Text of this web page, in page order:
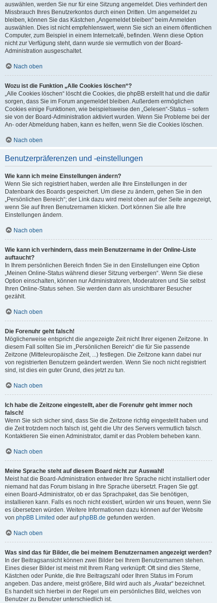
auswählen, werden Sie nur für eine Sitzung angemeldet. Dies verhindert den
Missbrauch Ihres Benutzerkontos durch einen Dritten. Um angemeldet zu
bleiben, können Sie das Kästchen „Angemeldet bleiben“ beim Anmelden
auswählen. Dies ist nicht empfehlenswert, wenn Sie sich an einem öffentlichen
Computer, zum Beispiel in einem Internetcafé, befinden. Wenn diese Option
nicht zur Verfügung steht, dann wurde sie vermutlich von der Board-
Administration ausgeschaltet.
Nach oben
Wozu ist die Funktion „Alle Cookies löschen“?
„Alle Cookies löschen“ löscht die Cookies, die phpBB erstellt hat und die dafür
sorgen, dass Sie im Forum angemeldet bleiben. Außerdem ermöglichen
Cookies einige Funktionen, wie beispielsweise den „Gelesen“-Status – sofern
sie von der Board-Administration aktiviert wurden. Wenn Sie Probleme bei der
An- oder Abmeldung haben, kann es helfen, wenn Sie die Cookies löschen.
Nach oben
Benutzerpräferenzen und -einstellungen
Wie kann ich meine Einstellungen ändern?
Wenn Sie sich registriert haben, werden alle Ihre Einstellungen in der
Datenbank des Boards gespeichert. Um diese zu ändern, gehen Sie in den
„Persönlichen Bereich“; der Link dazu wird meist oben auf der Seite angezeigt,
wenn Sie auf Ihren Benutzernamen klicken. Dort können Sie alle Ihre
Einstellungen ändern.
Nach oben
Wie kann ich verhindern, dass mein Benutzername in der Online-Liste
auftaucht?
In Ihrem persönlichen Bereich finden Sie in den Einstellungen eine Option
„Meinen Online-Status während dieser Sitzung verbergen“. Wenn Sie diese
Option einschalten, können nur Administratoren, Moderatoren und Sie selbst
Ihren Online-Status sehen. Sie werden dann als unsichtbarer Besucher
gezählt.
Nach oben
Die Forenuhr geht falsch!
Möglicherweise entspricht die angezeigte Zeit nicht Ihrer eigenen Zeitzone. In
diesem Fall sollten Sie im „Persönlichen Bereich“ die für Sie passende
Zeitzone (Mitteleuropäische Zeit, ...) festlegen. Die Zeitzone kann dabei nur
von registrierten Benutzern geändert werden. Wenn Sie noch nicht registriert
sind, ist dies ein guter Grund, dies jetzt zu tun.
Nach oben
Ich habe die Zeitzone eingestellt, aber die Forenuhr geht immer noch
falsch!
Wenn Sie sich sicher sind, dass Sie die Zeitzone richtig eingestellt haben und
die Zeit trotzdem noch falsch ist, geht die Uhr des Servers vermutlich falsch.
Kontaktieren Sie einen Administrator, damit er das Problem beheben kann.
Nach oben
Meine Sprache steht auf diesem Board nicht zur Auswahl!
Meist hat die Board-Administration entweder Ihre Sprache nicht installiert oder
niemand hat das Forum bislang in Ihre Sprache übersetzt. Fragen Sie ggf.
einen Board-Administrator, ob er das Sprachpaket, das Sie benötigen,
installieren kann. Falls es noch nicht existiert, würden wir uns freuen, wenn Sie
es übersetzen würden. Weitere Informationen dazu können auf der Website
von phpBB Limited oder aufphpBB.de gefunden werden.
Nach oben
Was sind das für Bilder, die bei meinem Benutzernamen angezeigt werden?
In der Beitragsansicht können zwei Bilder bei Ihrem Benutzernamen stehen.
Eines dieser Bilder ist meist mit Ihrem Rang verknüpft: Oft sind dies Sterne,
Kästchen oder Punkte, die Ihre Beitragszahl oder Ihren Status im Forum
angeben. Das andere, meist größere, Bild wird auch als „Avatar“ bezeichnet.
Es handelt sich hierbei in der Regel um ein persönliches Bild, welches von
Benutzer zu Benutzer unterschiedlich ist.